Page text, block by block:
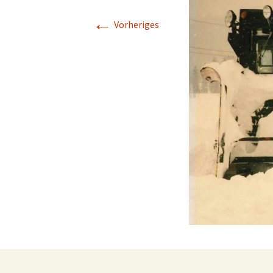
Beitritt zum
Spenden und
Kontodaten
← Vorheriges